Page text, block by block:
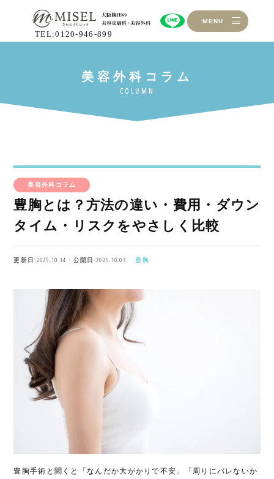
TEL:0120-946-899
MENU
美容外科コラム
豊胸とは？方法の違い・費用・ダウン
タイム・リスクをやさしく比較
更新日:2025.10.14・公開日:2025.10.03 豊胸
豊胸手術と聞くと「なんだか大がかりで不安」「周りにバレないか